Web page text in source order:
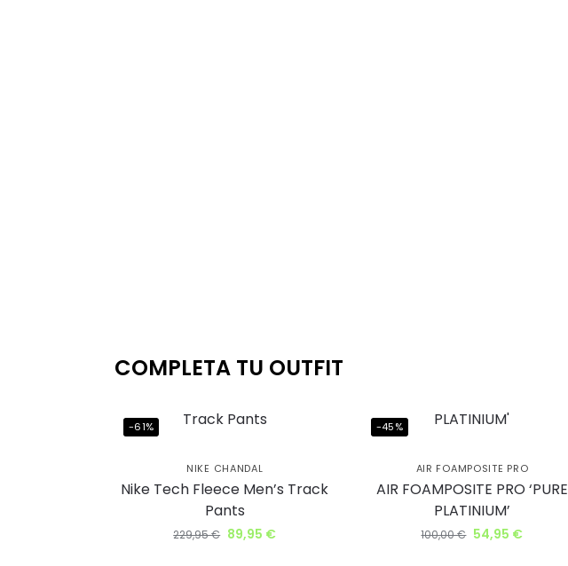
COMPLETA TU OUTFIT
-61%
NIKE CHANDAL
Nike Tech Fleece Men’s Track
Pants
229,95€ 89,95 €
-45%
AIR FOAMPOSITE PRO
AIR FOAMPOSITE PRO ‘PURE
PLATINIUM’
100,00€ 54,95 €
Ahorra uniéndote
al club BJ Kicks y
llévate un 5% de
descuento.